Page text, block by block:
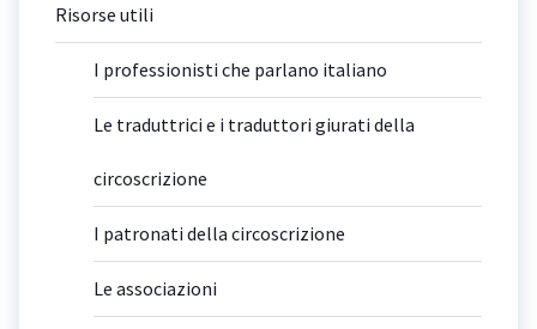
Risorse utili
I professionisti che parlano italiano
Le traduttrici e i traduttori giurati della
circoscrizione
I patronati della circoscrizione
Le associazioni